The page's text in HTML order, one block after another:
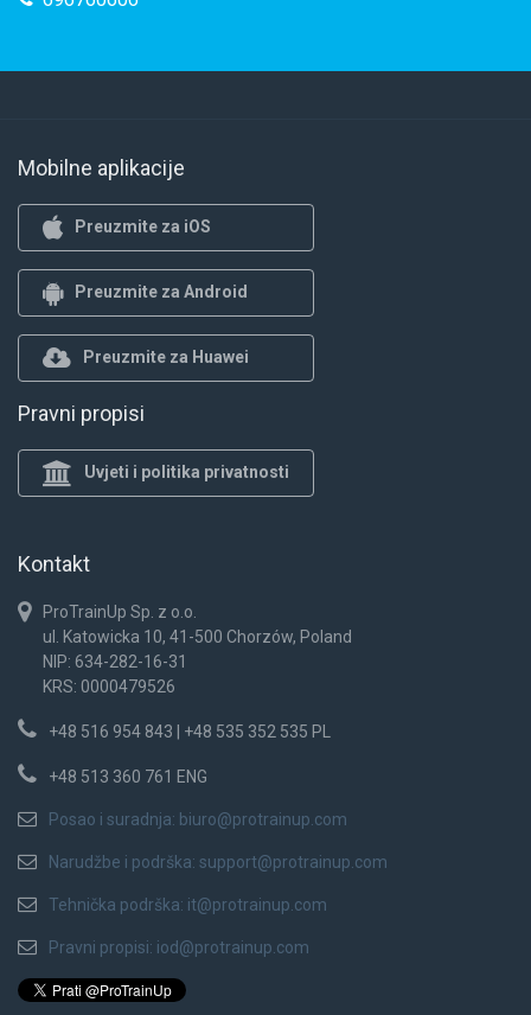
Mobilne aplikacije
Preuzmite za iOS
Preuzmite za Android
Preuzmite za Huawei
Pravni propisi
Uvjeti i politika privatnosti
Kontakt
ProTrainUp Sp. z o.o.
ul. Katowicka 10, 41-500 Chorzów, Poland
NIP: 634-282-16-31
KRS: 0000479526
+48 516 954 843 | +48 535 352 535 PL
+48 513 360 761 ENG
Posao i suradnja: biuro@protrainup.com
Narudžbe i podrška: support@protrainup.com
Tehnička podrška: it@protrainup.com
Pravni propisi: iod@protrainup.com